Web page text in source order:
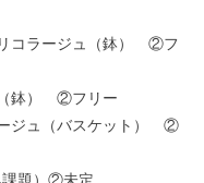
コラージュ（鉢） ②フ
鉢） ②フリー
ジュ（バスケット） ②
題）②未定